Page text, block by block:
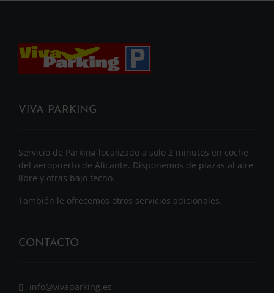
VIVA PARKING
Servicio de Parking localizado a solo 2 minutos en coche
del aeropuerto de Alicante. Disponemos de plazas al aire
libre y otras bajo techo.
También le ofrecemos otros servicios adicionales.
CONTACTO
info@vivaparking.es